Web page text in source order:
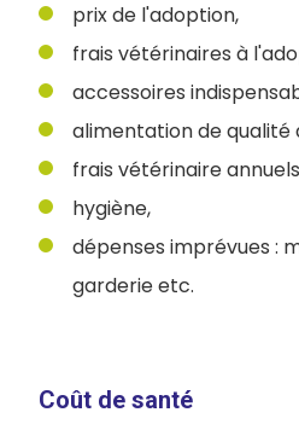
prix de l'adoption,
frais vétérinaires à
accessoires
alimentation de qualité
frais vétérinaire
hygiène,
dépenses imprévues :
garderie etc.
Coût de santé